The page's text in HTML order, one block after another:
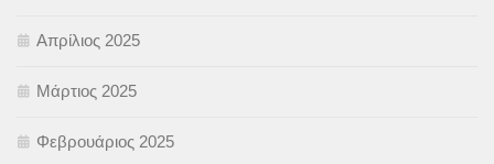
Απρίλιος 2025
Μάρτιος 2025
Φεβρουάριος 2025